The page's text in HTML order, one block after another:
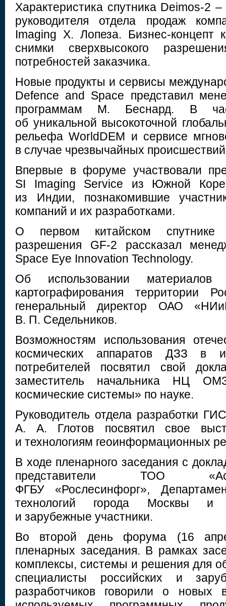
Характеристика спутника Deimos-2
руководителя отдела продаж
Imaging Х. Лопеза. Бизнес-концепт
снимки сверхвысокого
потребностей заказчика.
Новые продукты и сервисы
Defence and Space представил
программам М. Беснард. В
об уникальной высокоточной
рельефа WorldDEM и сервисе
в случае чрезвычайных
Впервые в форуме участвовали
SI Imaging Service из Южной
из Индии, познакомившие
компаний и их разработками.
О первом китайском спутнике
разрешения GF-2 рассказал
Space Eye Innovation Technology.
Об использовании
картографирования территории
генеральный директор ОАО
В. П. Седельников.
Возможностям использования
космических аппаратов ДЗЗ в
потребителей посвятил свой
заместитель начальника НЦ
космические системы» по науке.
Руководитель отдела разработки
А. А. Глотов посвятил свое
и технологиям геоинформационных
В ходе пленарного заседания с
представители ТОО
ФГБУ «Рослесинфорг»,
технологий города Москвы и
и зарубежные участники.
Во второй день форума (16
пленарных заседания. В рамках
комплексы, системы и решения для
специалисты российских и
разработчиков говорили о новых